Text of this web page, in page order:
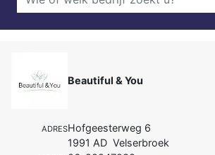
Beautiful & You
ADRESHofgeesterweg 6
1991 AD Velserbroek